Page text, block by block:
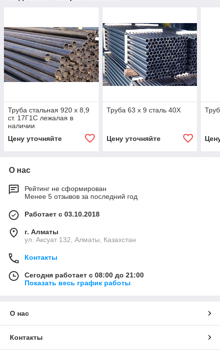
Труба стальная 920 х 8,9
ст. 17Г1С лежалая в
наличии
Цену уточняйте
Труба 63 х 9 сталь 40Х
Цену уточняйте
О нас
Рейтинг не сформирован
Менее 5 отзывов за последний год
Работает с 03.10.2018
г. Алматы
ул. Аксуат 132, Алматы, Казахстан
Контакты
Сегодня работает с 08:00 до 21:00
Показать весь график работы
О нас
Контакты